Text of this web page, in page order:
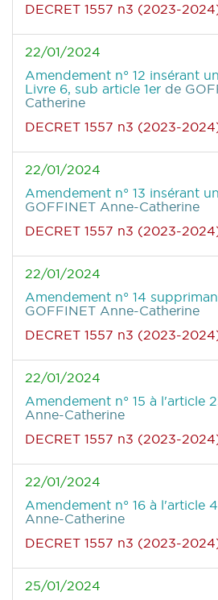
DECRET 1557 n3 (2023-
22/01/2024
Amendement n° 12 insérant
Livre 6, sub article 1er de
Catherine
DECRET 1557 n3 (2023-
22/01/2024
Amendement n° 13 insérant
GOFFINET Anne-Catherine
DECRET 1557 n3 (2023-
22/01/2024
Amendement n° 14
GOFFINET Anne-Catherine
DECRET 1557 n3 (2023-
22/01/2024
Amendement n° 15 à l'article
Anne-Catherine
DECRET 1557 n3 (2023-
22/01/2024
Amendement n° 16 à l'article
Anne-Catherine
DECRET 1557 n3 (2023-
25/01/2024